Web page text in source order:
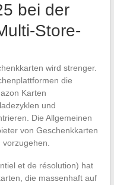
bei der
Store-
wird strenger.
die
Karten
und
Die Allgemeinen
von Geschenkkarten
vorzugehen.
et de résolution) hat
die massenhaft auf